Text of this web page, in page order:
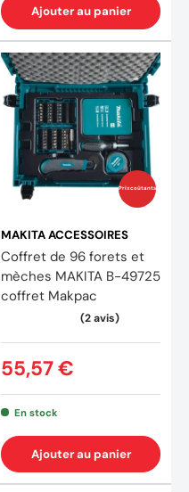
Ajouter au panier
Prix coûtants
MAKITA ACCESSOIRES
Coffret de 96 forets et
mèches MAKITA B-49725
coffret Makpac
55,57 €
En stock
Ajouter au panier